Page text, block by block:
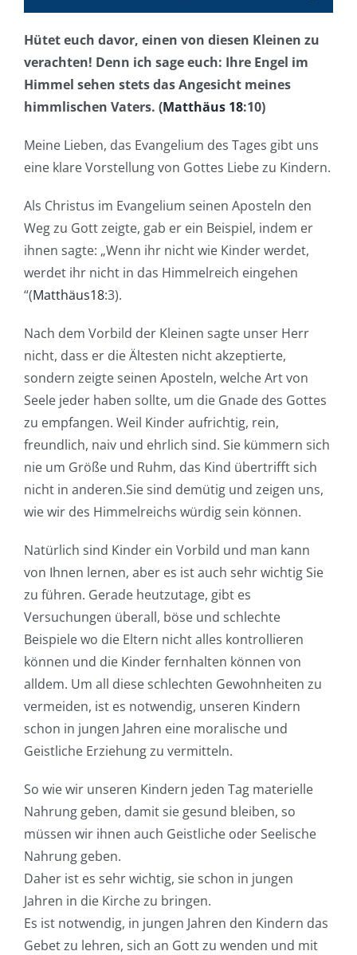
Hütet euch davor, einen von diesen Kleinen zu
verachten! Denn ich sage euch: Ihre Engel im
Himmel sehen stets das Angesicht meines
himmlischen Vaters. (Matthäus 18:10)
Meine Lieben, das Evangelium des Tages gibt uns
eine klare Vorstellung von Gottes Liebe zu Kindern.
Als Christus im Evangelium seinen Aposteln den
Weg zu Gott zeigte, gab er ein Beispiel, indem er
ihnen sagte: „Wenn ihr nicht wie Kinder werdet,
werdet ihr nicht in das Himmelreich eingehen
“(Matthäus18:3).
Nach dem Vorbild der Kleinen sagte unser Herr
nicht, dass er die Ältesten nicht akzeptierte,
sondern zeigte seinen Aposteln, welche Art von
Seele jeder haben sollte, um die Gnade des Gottes
zu empfangen. Weil Kinder aufrichtig, rein,
freundlich, naiv und ehrlich sind. Sie kümmern sich
nie um Größe und Ruhm, das Kind übertrifft sich
nicht in anderen.Sie sind demütig und zeigen uns,
wie wir des Himmelreichs würdig sein können.
Natürlich sind Kinder ein Vorbild und man kann
von Ihnen lernen, aber es ist auch sehr wichtig Sie
zu führen. Gerade heutzutage, gibt es
Versuchungen überall, böse und schlechte
Beispiele wo die Eltern nicht alles kontrollieren
können und die Kinder fernhalten können von
alldem. Um all diese schlechten Gewohnheiten zu
vermeiden, ist es notwendig, unseren Kindern
schon in jungen Jahren eine moralische und
Geistliche Erziehung zu vermitteln.
So wie wir unseren Kindern jeden Tag materielle
Nahrung geben, damit sie gesund bleiben, so
müssen wir ihnen auch Geistliche oder Seelische
Nahrung geben.
Daher ist es sehr wichtig, sie schon in jungen
Jahren in die Kirche zu bringen.
Es ist notwendig, in jungen Jahren den Kindern das
Gebet zu lehren, sich an Gott zu wenden und mit